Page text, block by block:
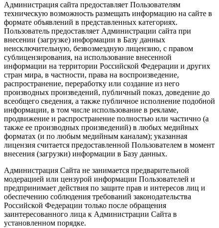
Администрация сайта предоставляет Пользователям
техническую возможность размещать информацию на сайте в
формате объявлений в представленных категориях.
Пользователь предоставляет Администрации сайта при
внесении (загрузке) информации в Базу данных
неисключительную, безвозмездную лицензию, с правом
сублицензирования, на использование внесенной
информации на территории Российской Федерации и других
стран мира, в частности, права на воспроизведение,
распространение, переработку или создание из него
производных произведений, публичный показ, доведение до
всеобщего сведения, а также публичное исполнение подобной
информации, в том числе использование в рекламе,
продвижение и распространение полностью или частично (а
также ее производных произведений) в любых медийных
форматах (и по любым медийным каналам); указанная
лицензия считается предоставленной Пользователем в момент
внесения (загрузки) информации в Базу данных.
Администрация Сайта не занимается предварительной
модерацией или цензурой информации Пользователей и
предпринимает действия по защите прав и интересов лиц и
обеспечению соблюдения требований законодательства
Российской Федерации только после обращения
заинтересованного лица к Администрации Сайта в
установленном порядке.